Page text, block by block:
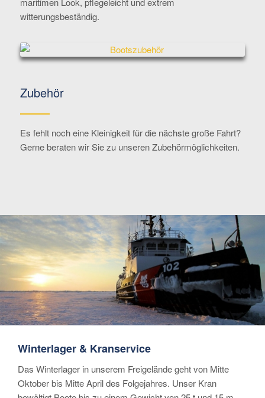
witterungsbeständig.
Zubehör
Es fehlt noch eine Kleinigkeit für die nächste große Fahrt?
Gerne beraten wir Sie zu unseren Zubehörmöglichkeiten.
Winterlager & Kranservice
Das Winterlager in unserem Freigelände geht von Mitte
Oktober bis Mitte April des Folgejahres. Unser Kran